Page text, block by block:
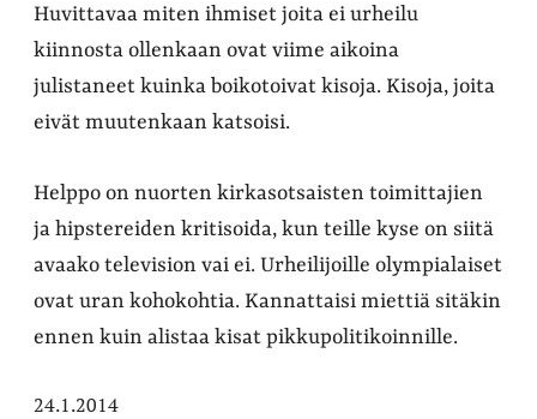
Huvittavaa miten ihmiset joita ei urheilu
kiinnosta ollenkaan ovat viime aikoina
julistaneet kuinka boikotoivat kisoja. Kisoja, joita
eivät muutenkaan katsoisi.
Helppo on nuorten kirkasotsaisten toimittajien
ja hipstereiden kritisoida, kun teille kyse on siitä
avaako television vai ei. Urheilijoille olympialaiset
ovat uran kohokohtia. Kannattaisi miettiä sitäkin
ennen kuin alistaa kisat pikkupolitikoinnille.
24.1.2014